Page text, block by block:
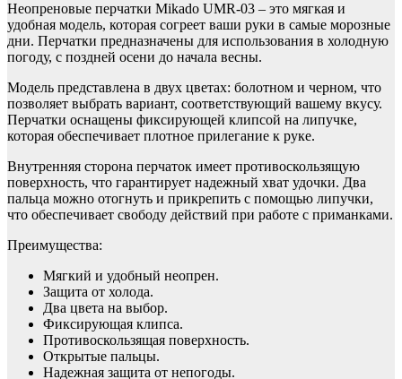
Неопреновые перчатки Mikado UMR-03 – это мягкая и
удобная модель, которая согреет ваши руки в самые морозные
дни. Перчатки предназначены для использования в холодную
погоду, с поздней осени до начала весны.
Модель представлена в двух цветах: болотном и черном, что
позволяет выбрать вариант, соответствующий вашему вкусу.
Перчатки оснащены фиксирующей клипсой на липучке,
которая обеспечивает плотное прилегание к руке.
Внутренняя сторона перчаток имеет противоскользящую
поверхность, что гарантирует надежный хват удочки. Два
пальца можно отогнуть и прикрепить с помощью липучки,
что обеспечивает свободу действий при работе с приманками.
Преимущества:
Мягкий и удобный неопрен.
Защита от холода.
Два цвета на выбор.
Фиксирующая клипса.
Противоскользящая поверхность.
Открытые пальцы.
Надежная защита от непогоды.